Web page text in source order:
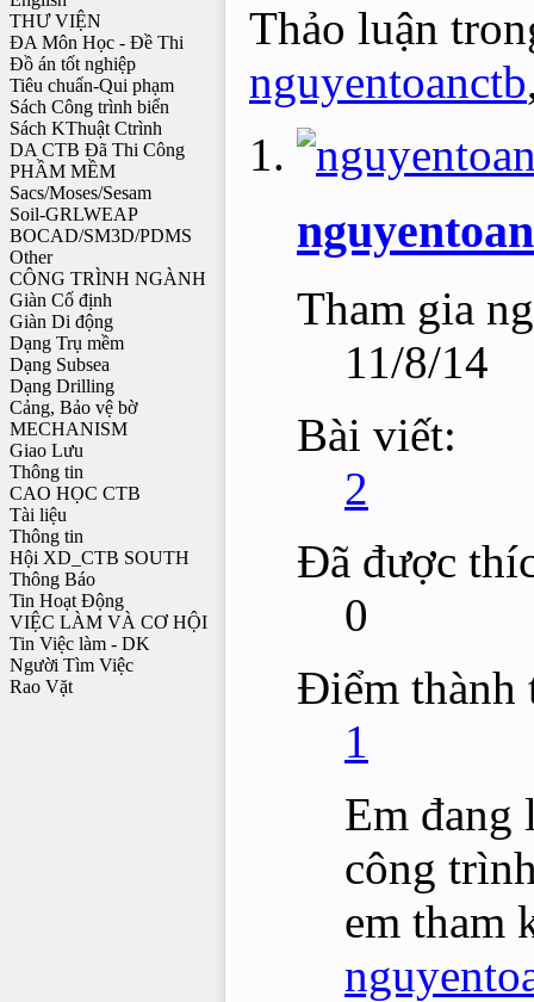
THƯ VIỆN
ĐA Môn Học - Đề Thi
Đồ án tốt nghiệp
Tiêu chuẩn-Qui phạm
Sách Công trình biển
Sách KThuật Ctrình
DA CTB Đã Thi Công
PHẦM MỀM
Sacs/Moses/Sesam
Soil-GRLWEAP
BOCAD/SM3D/PDMS
Other
CÔNG TRÌNH NGÀNH
Giàn Cố định
Giàn Di động
Dạng Trụ mềm
Dạng Subsea
Dạng Drilling
Cảng, Bảo vệ bờ
MECHANISM
Giao Lưu
Thông tin
CAO HỌC CTB
Tài liệu
Thông tin
Hội XD_CTB SOUTH
Thông Báo
Tin Hoạt Động
VIỆC LÀM VÀ CƠ HỘI
Tin Việc làm - DK
Người Tìm Việc
Rao Vặt
Thảo luận
nguyentoanctb
Tham gia
11/8/14
Bài viết:
2
Đã được
0
Điểm thành
1
Em đang
công
em tham